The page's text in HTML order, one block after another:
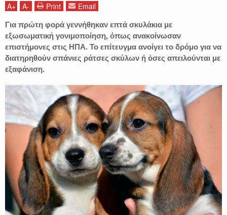
A+ A- Print Email
Για πρώτη φορά γεννήθηκαν επτά σκυλάκια με
εξωσωματική γονιμοποίηση, όπως ανακοίνωσαν
επιστήμονες στις ΗΠΑ. Το επίτευγμα ανοίγει το δρόμο για να
διατηρηθούν σπάνιες ράτσες σκύλων ή όσες απειλούνται με
εξαφάνιση.